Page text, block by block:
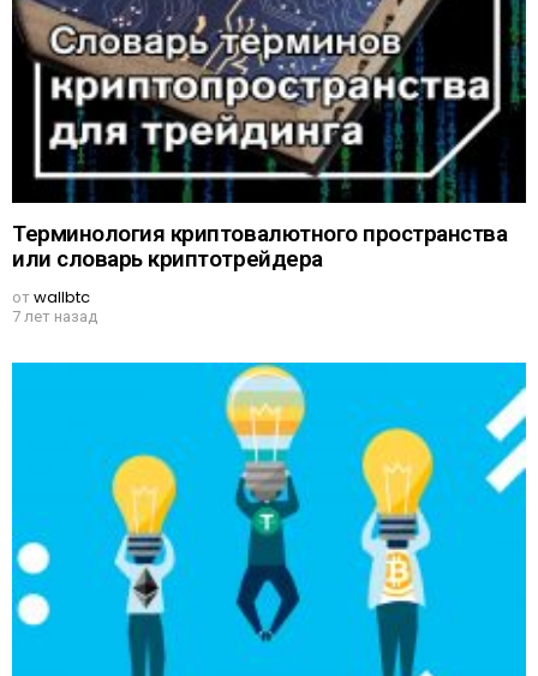
Терминология криптовалютного пространства
или словарь криптотрейдера
отwallbtc
7 лет назад